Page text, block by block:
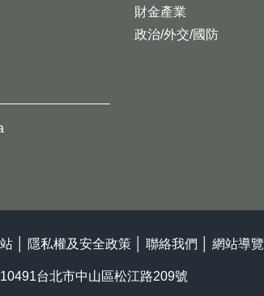
財金產業
政治/外交/國防
隱私權及安全政策 聯絡我們 網站導覽
台北市中山區松江路209號